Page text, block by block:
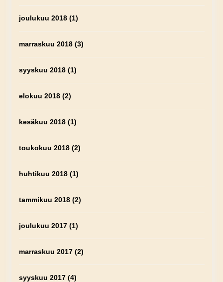
joulukuu 2018(1)
marraskuu 2018(3)
syyskuu 2018(1)
elokuu 2018(2)
kesäkuu 2018(1)
toukokuu 2018(2)
huhtikuu 2018(1)
tammikuu 2018(2)
joulukuu 2017(1)
marraskuu 2017(2)
syyskuu 2017(4)